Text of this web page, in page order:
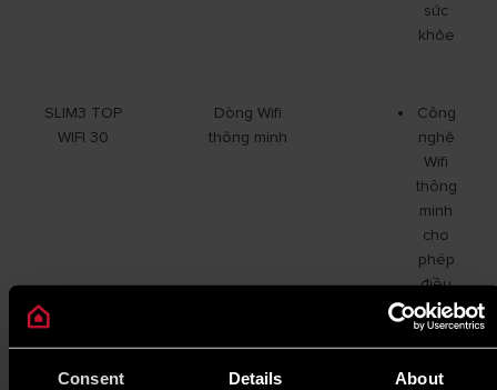
Consent Details About
sức
khỏe
SLIM3 TOP
WIFI 30
Dòng Wifi
thông minh
Công
nghệ
Wifi
thông
minh
cho
phép
điều
khiển
máy
nóng